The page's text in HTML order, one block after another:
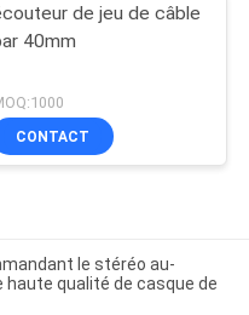
de jeu de câble
40mm
CONTACT
le stéréo au-
qualité de casque de